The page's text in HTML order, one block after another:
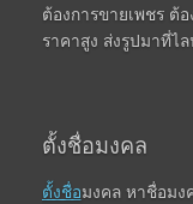
ต้องการขายเพชร ต้อ
ราคาสูง ส่งรูปมาที่ไ
ตั้งชื่อมงคล
ตั้งชื่อมงคล หาชื่อมง